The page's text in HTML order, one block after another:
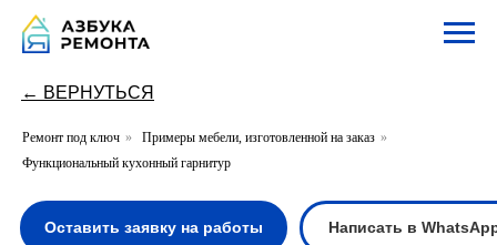
← ВЕРНУТЬСЯ
Ремонт под ключ » Примеры мебели, изготовленной на заказ »
Функциональный кухонный гарнитур
Оставить заявку на работы